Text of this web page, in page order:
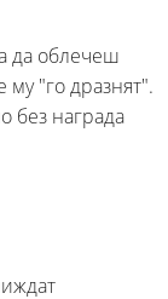
да облечеш
му "го дразнят".
без награда